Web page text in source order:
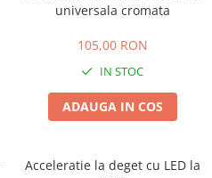
universala cromata
105,00 RON
IN STOC
ADAUGA IN COS
Acceleratie la deget cu LED la